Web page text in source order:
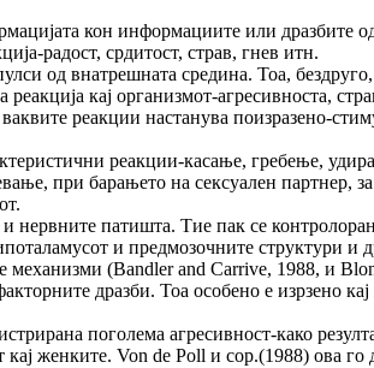
кон информациите или дразбите
радост, срдитост, страв, гнев итн.
од внатрешната средина. Тоа,
кај организмот-агресивноста,
реакции настанува поизразено-
реакции-касање, гребење,
при барањето на сексуален партнер,
нервните патишта. Тие пак се
и предмозочните структури и
механизми (Bandler and Carrive, 1988, и
дразби. Тоа особено е изрзено
поголема агресивност-како
женките. Von de Poll и сор.(1988) ова